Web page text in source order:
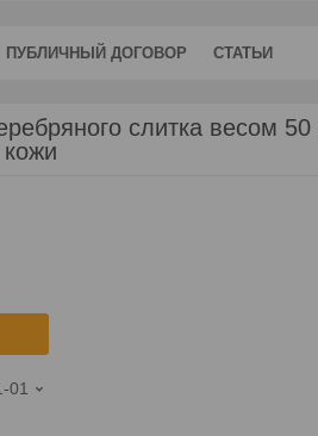
ПУБЛИЧНЫЙ ДОГОВОР СТАТЬИ
слитка весом 50
01